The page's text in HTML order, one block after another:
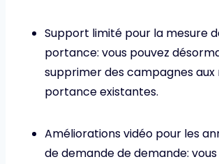
Support limité pour la mesure
portance: vous pouvez
supprimer des campagnes aux
portance existantes.
Améliorations vidéo pour les
de demande de demande: